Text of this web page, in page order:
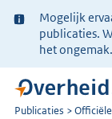
Ter
informatie:
Mogelijk
publicaties.
het ongemak.
U
Publicaties